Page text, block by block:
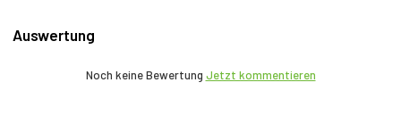
Auswertung
Noch keine Bewertung Jetzt kommentieren